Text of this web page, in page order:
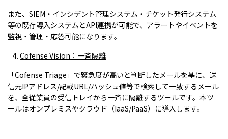
また、SIEM・インシデント管理システム・チケット発行システム
等の既存導入システムとAPI連携が可能で、アラートやイベントを
監視・管理・応答可能になります。
Cofense Vision ：一斉隔離
「Cofense Triage」で緊急度が高いと判断したメールを基に、送
信元IPアドレス/記載URL/ハッシュ値等で検索して一致するメール
を、全従業員の受信トレイから一斉に隔離するツールです。本ツ
ールはオンプレミスやクラウド（IaaS/PaaS）に導入します。